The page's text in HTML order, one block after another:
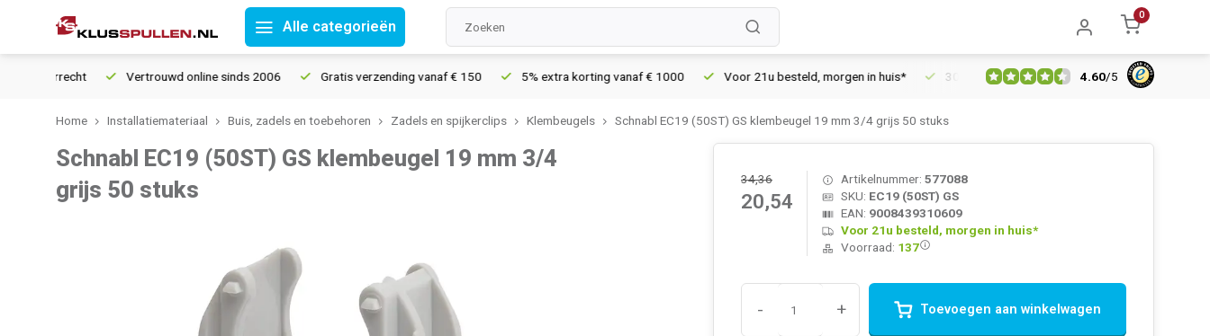
Alle categorieën
0
Vertrouwd online sinds 2006 Gratis verzending vanaf € 150 5% extra korting vanaf € 1000 Voor 21u besteld, morgen in huis* 30 dagen retourrecht Vertrouwd online sinds
4.60/5
Home Installatiemateriaal Buis, zadels en toebehoren Zadels en spijkerclips Klembeugels Schnabl EC19 (50ST) GS klembeugel 19 mm 3/4 grijs 50 stuks
Schnabl EC19 (50ST) GS klembeugel 19 mm 3/4
grijs 50 stuks
34,36
20,54
Artikelnummer: 577088
SKU: EC19 (50ST) GS
EAN: 9008439310609
Voor 21u besteld, morgen in huis*
Voorraad: 137
- + Toevoegen aan winkelwagen